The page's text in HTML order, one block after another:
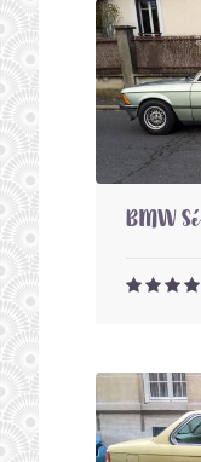
BMW